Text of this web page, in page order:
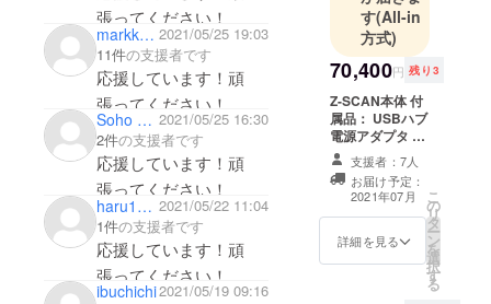
張ってください！
markknight 2021/05/25 19:03
11件の支援者です
応援しています！頑
張ってください！
Soho Enterprise Ltd 2021/05/25 16:30
2件の支援者です
応援しています！頑
張ってください！
haru1130 2021/05/22 11:04
1件の支援者です
応援しています！頑
張ってください！
ibuchichi2021/05/19 09:16
用いただい
ておりま
す。
また、生産
技術現場で
の知見をも
とに次世代
の活躍する
人材を育成
するSTEM教
材の開発、
各種講習会
す(All-in
方式)
70,400円 残り3
Z-SCAN本体 付
属品： USBハブ
電源アダプタ 製
品説明書 Z-
SCANソフト
ウェア（USBメ
モリにて） 希望
小売価格：税別
99,800円 送料：
支援者：7人
お届け予定：
2021年07月
詳細を見る
こ
の
リ
タ
ー
ン
を
選
択
す
る